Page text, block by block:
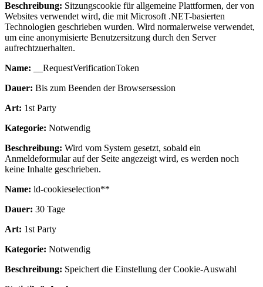
Beschreibung: Sitzungscookie für allgemeine Plattformen, der von
Websites verwendet wird, die mit Microsoft .NET-basierten
Technologien geschrieben wurden. Wird normalerweise verwendet,
um eine anonymisierte Benutzersitzung durch den Server
aufrechtzuerhalten.
Name: __RequestVerificationToken
Dauer: Bis zum Beenden der Browsersession
Art: 1st Party
Kategorie: Notwendig
Beschreibung: Wird vom System gesetzt, sobald ein
Anmeldeformular auf der Seite angezeigt wird, es werden noch
keine Inhalte geschrieben.
Name: ld-cookieselection**
Dauer: 30 Tage
Art: 1st Party
Kategorie: Notwendig
Beschreibung: Speichert die Einstellung der Cookie-Auswahl